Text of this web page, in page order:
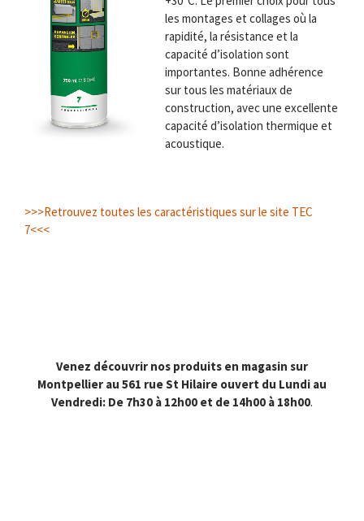
les montages et collages où la
rapidité, la résistance et la
capacité d’isolation sont
importantes. Bonne adhérence
sur tous les matériaux de
construction, avec une excellente
capacité d’isolation thermique et
acoustique.
>>>Retrouvez toutes les caractéristiques sur le site TEC
7<<<
Venez découvrir nos produits en magasin sur
Montpellier au 561 rue St Hilaire ouvert du Lundi au
Vendredi: De 7h30 à 12h00 et de 14h00 à 18h00.